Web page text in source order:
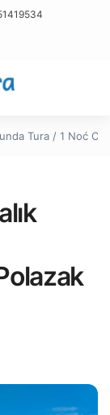
Tura / 1 Noć